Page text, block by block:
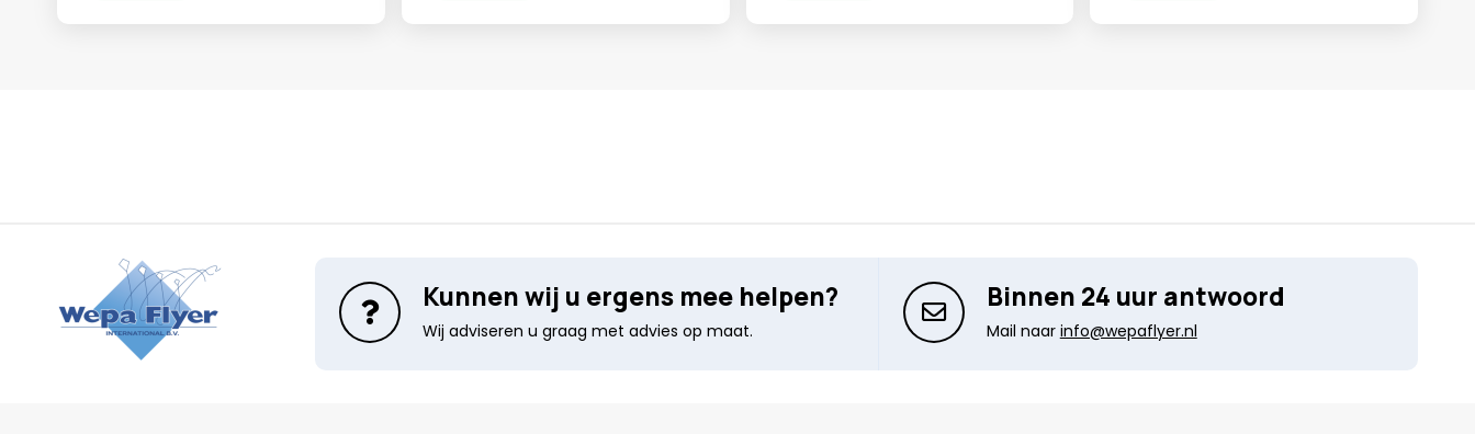
Kunnen wij u ergens mee helpen?
Wij adviseren u graag met advies op maat.
Binnen 24 uur antwoord
Mail naar info@wepaflyer.nl